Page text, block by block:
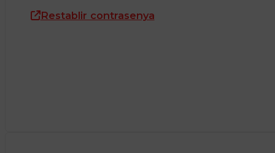
Restablir contrasenya